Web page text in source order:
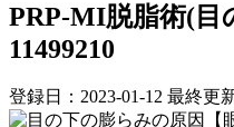
PRP-MI脱脂術(目
11499210
登録日：2023-01-12 最終更